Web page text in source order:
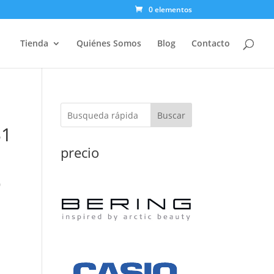
0 elementos
Tienda Quiénes Somos Blog Contacto
Buscar
precio